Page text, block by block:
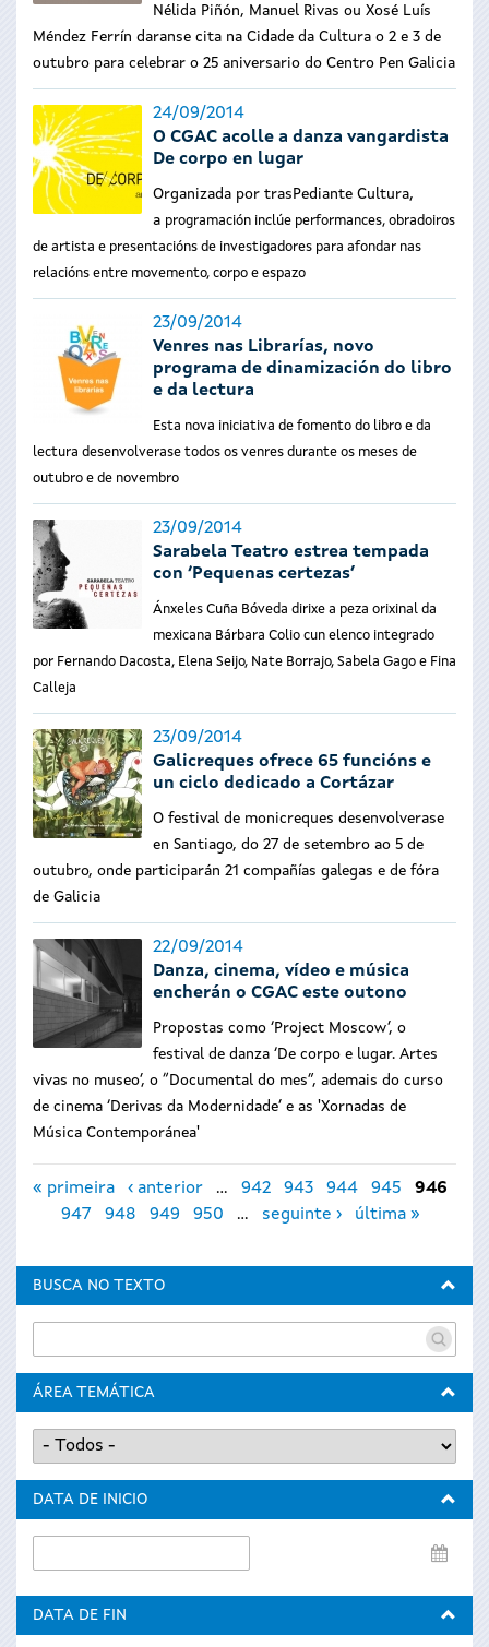
Nélida Piñón, Manuel Rivas ou Xosé Luís
Méndez Ferrín daranse cita na Cidade da Cultura o 2 e 3 de
outubro para celebrar o 25 aniversario do Centro Pen Galicia
24/09/2014
O CGAC acolle a danza vangardista
De corpo en lugar
Organizada por trasPediante Cultura,
a programación inclúe performances, obradoiros
de artista e presentacións de investigadores para afondar nas
relacións entre movemento, corpo e espazo
23/09/2014
Venres nas Librarías, novo
programa de dinamización do libro
e da lectura
Esta nova iniciativa de fomento do libro e da
lectura desenvolverase todos os venres durante os meses de
outubro e de novembro
23/09/2014
Sarabela Teatro estrea tempada
con ‘Pequenas certezas’
Ánxeles Cuña Bóveda dirixe a peza orixinal da
mexicana Bárbara Colio cun elenco integrado
por Fernando Dacosta, Elena Seijo, Nate Borrajo, Sabela Gago e Fina
Calleja
23/09/2014
Galicreques ofrece 65 funcións e
un ciclo dedicado a Cortázar
O festival de monicreques desenvolverase
en Santiago, do 27 de setembro ao 5 de
outubro, onde participarán 21 compañías galegas e de fóra
de Galicia
22/09/2014
Danza, cinema, vídeo e música
encherán o CGAC este outono
Propostas como ‘Project Moscow’, o
festival de danza ‘De corpo e lugar. Artes
vivas no museo’, o “Documental do mes”, ademais do curso
de cinema ‘Derivas da Modernidade’ e as 'Xornadas de
Música Contemporánea'
Páxinas
« primeira ‹ anterior … 942 943 944 945
946
947
948 949 950 … seguinte › última »
BUSCA NO TEXTO
ÁREA TEMÁTICA
DATA DE INICIO
de
DATA DE FIN